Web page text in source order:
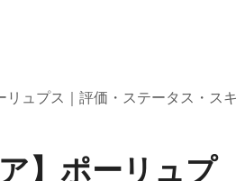
リュプス｜評価・ステータス・スキ
】ポーリュプ